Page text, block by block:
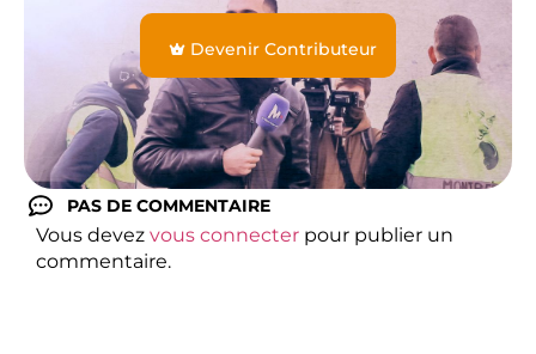
Devenir Contributeur
PAS DE COMMENTAIRE
Vous devez vous connecter pour publier un
commentaire.